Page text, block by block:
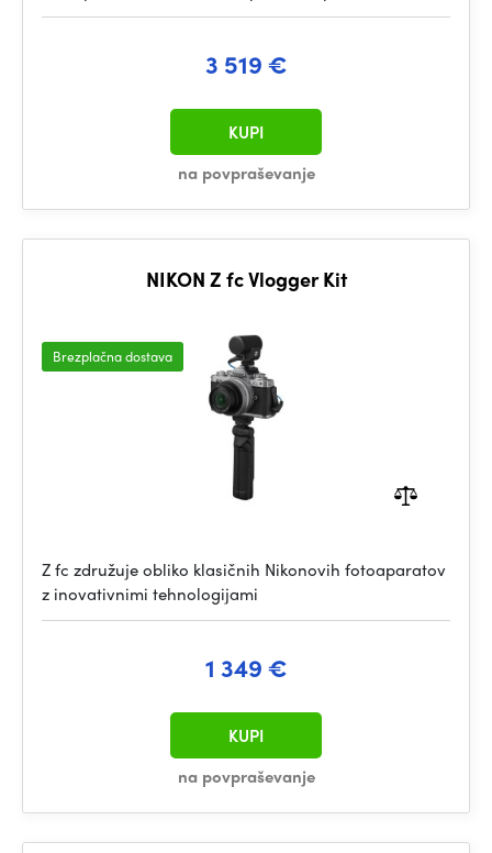
3 519 €
na povpraševanje
KUPI
NIKON Z fc Vlogger Kit
Brezplačna dostava
Z fc združuje obliko klasičnih Nikonovih fotoaparatov
z inovativnimi tehnologijami
1 349 €
na povpraševanje
KUPI